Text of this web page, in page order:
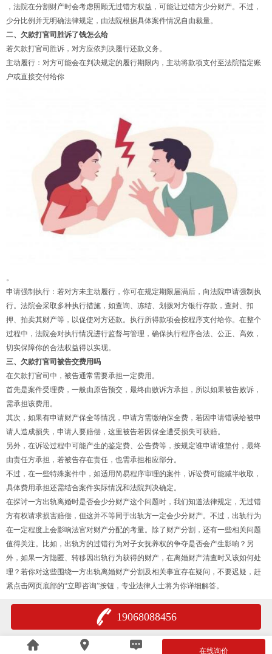
，法院在分割财产时会考虑照顾无过错方权益，可能让过错方少分财产。不过，
少分比例并无明确法律规定，由法院根据具体案件情况自由裁量。
二、欠款打官司胜诉了钱怎么给
若欠款打官司胜诉，对方应依判决履行还款义务。
主动履行：对方可能会在判决规定的履行期限内，主动将款项支付至法院指定账
户或直接交付给你
。
申请强制执行：若对方未主动履行，你可在规定期限届满后，向法院申请强制执
行。法院会采取多种执行措施，如查询、冻结、划拨对方银行存款，查封、扣
押、拍卖其财产等，以促使对方还款。执行所得款项会按程序支付给你。在整个
过程中，法院会对执行情况进行监督与管理，确保执行程序合法、公正、高效，
切实保障你的合法权益得以实现。
三、欠款打官司被告交费用吗
在欠款打官司中，被告通常需要承担一定费用。
首先是案件受理费，一般由原告预交，最终由败诉方承担，所以如果被告败诉，
需承担该费用。
其次，如果有申请财产保全等情况，申请方需缴纳保全费，若因申请错误给被申
请人造成损失，申请人要赔偿，这里被告若因保全遭受损失可获赔。
另外，在诉讼过程中可能产生的鉴定费、公告费等，按规定谁申请谁垫付，最终
由责任方承担，若被告存在责任，也需承担相应部分。
不过，在一些特殊案件中，如适用简易程序审理的案件，诉讼费可能减半收取，
具体费用承担还需结合案件实际情况和法院判决确定。
在探讨一方出轨离婚时是否会少分财产这个问题时，我们知道法律规定，无过错
方有权请求损害赔偿，但这并不等同于出轨方一定会少分财产。不过，出轨行为
在一定程度上会影响法官对财产分配的考量。除了财产分割，还有一些相关问题
值得关注。比如，出轨方的过错行为对子女抚养权的争夺是否会产生影响？另
外，如果一方隐匿、转移因出轨行为获得的财产，在离婚财产清查时又该如何处
理？若你对这些围绕一方出轨离婚财产分割及相关事宜存在疑问，不要迟疑，赶
紧点击网页底部的“立即咨询”按钮，专业法律人士将为你详细解答。
19068088456
在线询价